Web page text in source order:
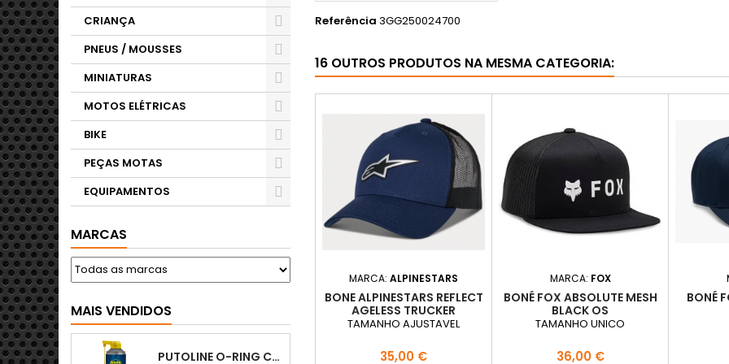
CRIANÇA
PNEUS / MOUSSES
MINIATURAS
MOTOS ELÉTRICAS
BIKE
PEÇAS MOTAS
EQUIPAMENTOS
MARCAS
MAIS VENDIDOS
PUTOLINE O-RING CHAIN LUBE - SPRAY CORRENTE - 0,5 LT
Referência 3GG250024700
16 OUTROS PRODUTOS NA MESMA CATEGORIA:
MARCA: ALPINESTARS
BONE ALPINESTARS REFLECT
AGELESS TRUCKER
TAMANHO AJUSTAVEL
Preço
35,00 €
MARCA: FOX
BONÉ FOX ABSOLUTE MESH
BLACK OS
TAMANHO UNICO
Preço
36,00 €
BONÉ